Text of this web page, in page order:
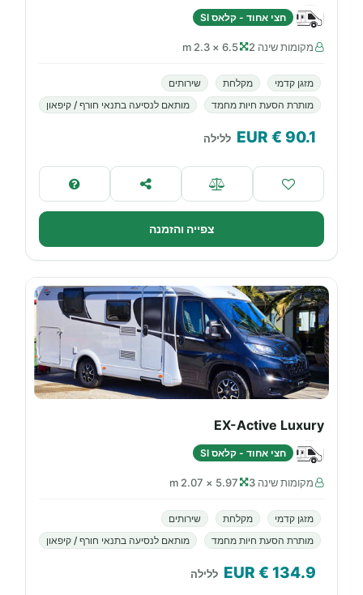
חצי אחוד - קלאס SI
מקומות שינה 2 6.5 × 2.3 m
מזגן קדמי מקלחת
שירותים
מותרת הסעת חיות מחמד
מותאם לנסיעה בתנאי חורף / קיפאון
90.1
€ EUR ללילה
צפייה והזמנה
EX-Active Luxury
חצי אחוד - קלאס SI
מקומות שינה 3 5.97 × 2.07 m
מזגן קדמי מקלחת
שירותים
מותרת הסעת חיות מחמד
מותאם לנסיעה בתנאי חורף / קיפאון
134.9
€ EUR ללילה